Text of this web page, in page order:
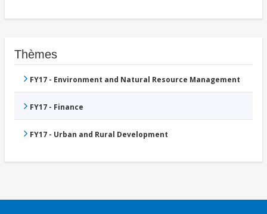
Thèmes
FY17 - Environment and Natural Resource Management
FY17 - Finance
FY17 - Urban and Rural Development